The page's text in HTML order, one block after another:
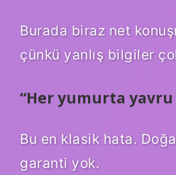
Burada biraz net
çünkü yanlış bilgiler
“Her yumurta yavru
Bu en klasik hata.
garanti yok.